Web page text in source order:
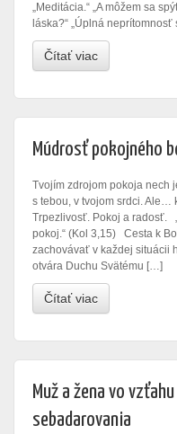
„Meditácia.“ „A môžem sa
láska?“ „Úplná
Čítať viac
Múdrosť pokojného
Tvojím zdrojom pokoja nech
s tebou, v tvojom srdci.
Trpezlivosť. Pokoj a radosť.
pokoj.“ (Kol 3,15) Cesta k
zachovávať v každej situácii
otvára Duchu Svätému […]
Čítať viac
Muž a žena vo
sebadarovania